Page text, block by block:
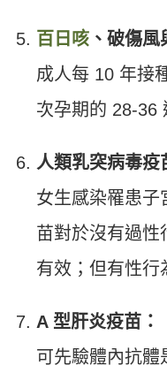
百日咳 、破傷風
成人每 10 年接
次孕期的 28-36
人類乳突病毒疫
女生感染罹患子
苗對於沒有過性
有效；但有性行
A 型肝炎疫苗：
可先驗體內抗體